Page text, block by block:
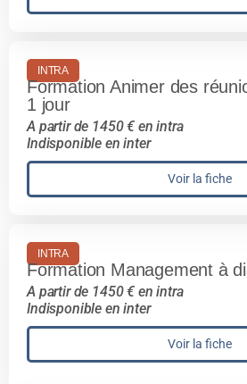
INTRA
Formation Animer des
1 jour
A partir de 1450 € en intra
Indisponible en inter
Voir la fiche
INTRA
Formation Management à
A partir de 1450 € en intra
Indisponible en inter
Voir la fiche